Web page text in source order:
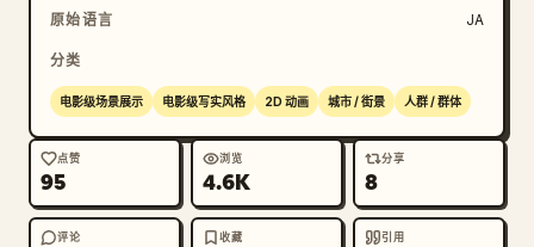
第 5 镜头：在站台等待的人群和停靠的列车。精灵融入列
第 6 镜头：车厢内部。年轻人看着智能手机。涂鸦与吊环
及窗户共存。特写镜头。
车的移动而流动。动态镜头。
第 8 镜头：列车过桥的全景。天空中有月亮、行星和精
灵。广角拉远镜头。
第 9 镜头：孩子透过窗户伸出手。仿佛窗外有精灵的引
原始语言 JA
分类
电影级场景展示 电影级写实风格 2D 动画 城市 / 街景 人群 / 群体
点赞
95
浏览
4.6K
分享
8
评论 收藏 引用